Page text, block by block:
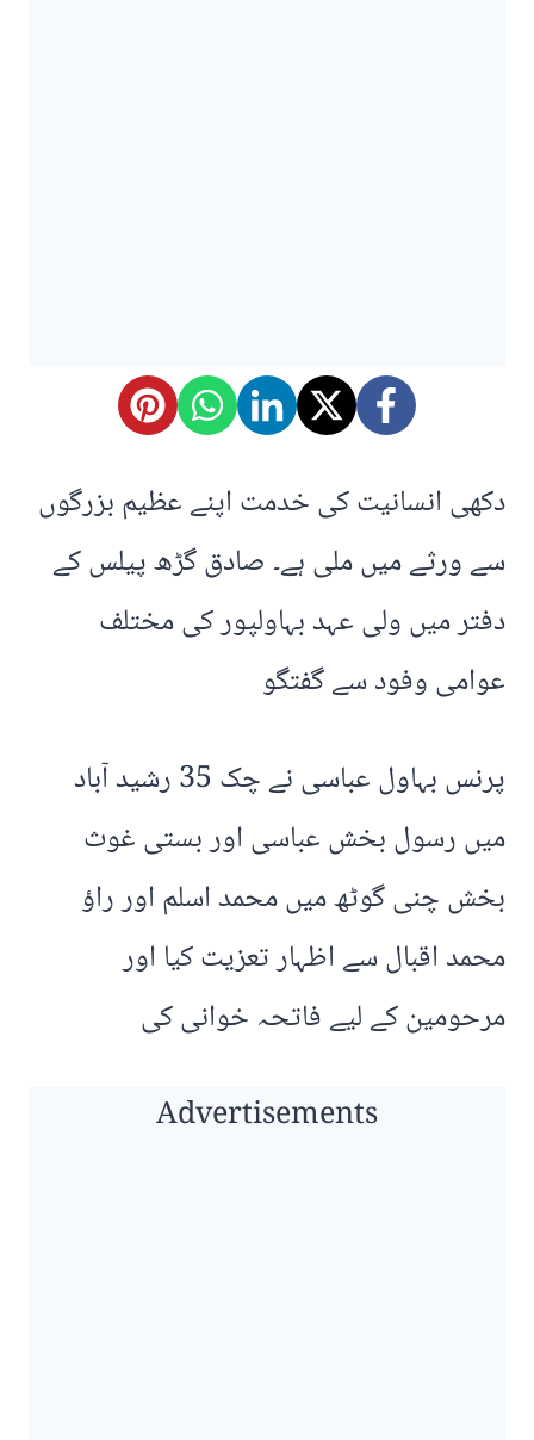
دکھی انسانیت کی خدمت اپنے عظیم بزرگوں
سے ورثے میں ملی ہے۔ صادق گڑھ پیلس کے
دفتر میں ولی عہد بہاولپور کی مختلف
عوامی وفود سے گفتگو
پرنس بہاول عباسی نے چک 35 رشید آباد
میں رسول بخش عباسی اور بستی غوث
بخش چنی گوٹھ میں محمد اسلم اور راؤ
محمد اقبال سے اظہار تعزیت کیا اور
مرحومین کے لیے فاتحہ خوانی کی
Advertisements